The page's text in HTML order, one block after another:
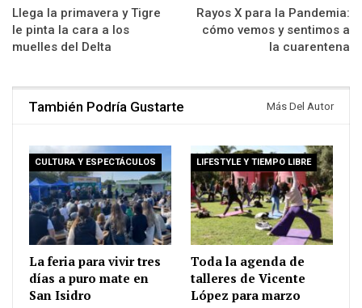
Llega la primavera y Tigre
le pinta la cara a los
muelles del Delta
Rayos X para la Pandemia:
cómo vemos y sentimos a
la cuarentena
También Podría Gustarte Más Del Autor
CULTURA Y ESPECTÁCULOS
La feria para vivir tres
días a puro mate en
San Isidro
LIFESTYLE Y TIEMPO LIBRE
Toda la agenda de
talleres de Vicente
López para marzo